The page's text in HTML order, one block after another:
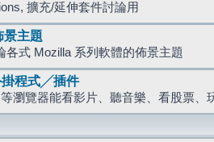
擴充/延伸套件討論用
景主題
各式 Mozilla 系列軟體的佈景主題
掛程式╱插件
瀏覽器能看影片、聽音樂、看股票、